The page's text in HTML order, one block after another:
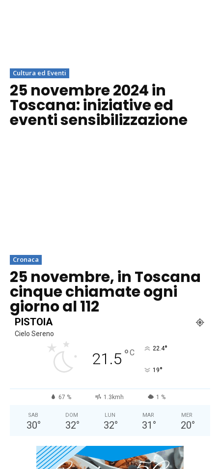
Cultura ed Eventi
25 novembre 2024 in
Toscana: iniziative ed
eventi sensibilizzazione
Cronaca
25 novembre, in Toscana
cinque chiamate ogni
giorno al 112
PISTOIA
Cielo Sereno
21.5 °C 22.4°
19°
67 % 1.3kmh 1 %
SAB
30°
DOM
32°
LUN
32°
MAR
31 °
MER
20°